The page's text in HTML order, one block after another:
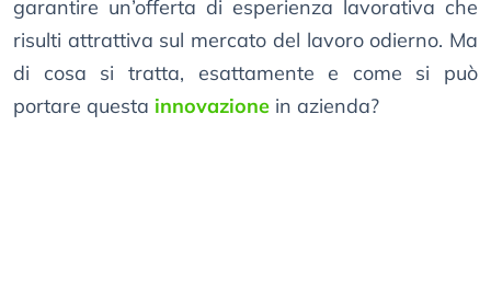
garantire un’offerta di esperienza lavorativa che
risulti attrattiva sul mercato del lavoro odierno. Ma
di cosa si tratta, esattamente e come si può
portare questa innovazione in azienda?